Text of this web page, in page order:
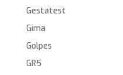
Gestatest
Gima
Golpes
GR5